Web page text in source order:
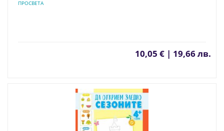
ПРОСВЕТА
10,05 € | 19,66 лв.